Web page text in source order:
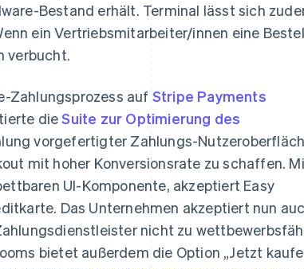
Bestand erhält. Terminal lässt sich
ein Vertriebsmitarbeiter/innen eine
verbucht.
Zahlungsprozess auf Stripe Payments
dieSuite zur Optimierung des
vorgefertigter Zahlungs-
mit hoher Konversionsrate zu schaffen.
UI-Komponente, akzeptiert Easy
Das Unternehmen akzeptiert nun
nicht zu
bietet außerdem die Option „Jetzt